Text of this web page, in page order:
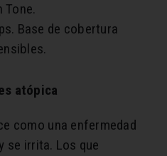
Tone.
Base de cobertura
atópica
como una enfermedad
se irrita. Los que